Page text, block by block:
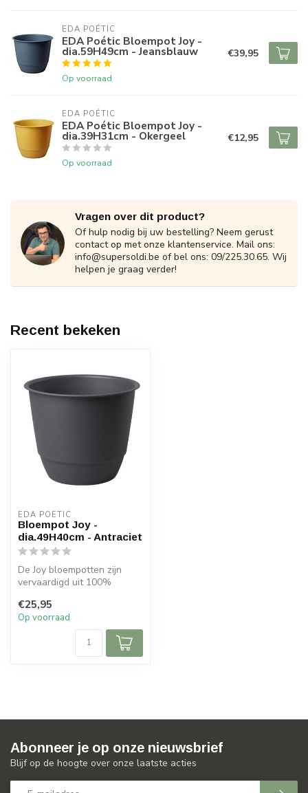
EDA POÉTIC
EDA Poétic Bloempot Joy -
dia.59H49cm - Jeansblauw
Op voorraad
€39,95
EDA POÉTIC
EDA Poétic Bloempot Joy -
dia.39H31cm - Okergeel
Op voorraad
€12,95
Vragen over dit product?
Of hulp nodig bij uw bestelling? Neem gerust
contact op met onze klantenservice. Mail ons:
info@supersoldi.be of bel ons: 09/225.30.65. Wij
helpen je graag verder!
Recent bekeken
EDA POÉTIC
Bloempot Joy -
dia.49H40cm - Antraciet
De Joy bloempotten zijn
vervaardigd uit 100%
hebben een ...
€25,95
Op voorraad
Abonneer je op onze nieuwsbrief
Blijf op de hoogte over onze laatste acties